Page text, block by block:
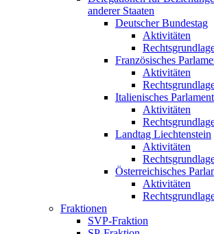
anderer Staaten
Deutscher Bundestag
Aktivitäten
Französisches
Aktivitäten
Italienisches Parlament
Aktivitäten
Landtag Liechtenstein
Aktivitäten
Österreichisches
Aktivitäten
Fraktionen
SVP-Fraktion